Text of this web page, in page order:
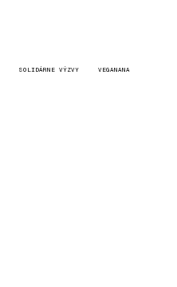
SOLIDÁRNE VÝZVY VEGANANA